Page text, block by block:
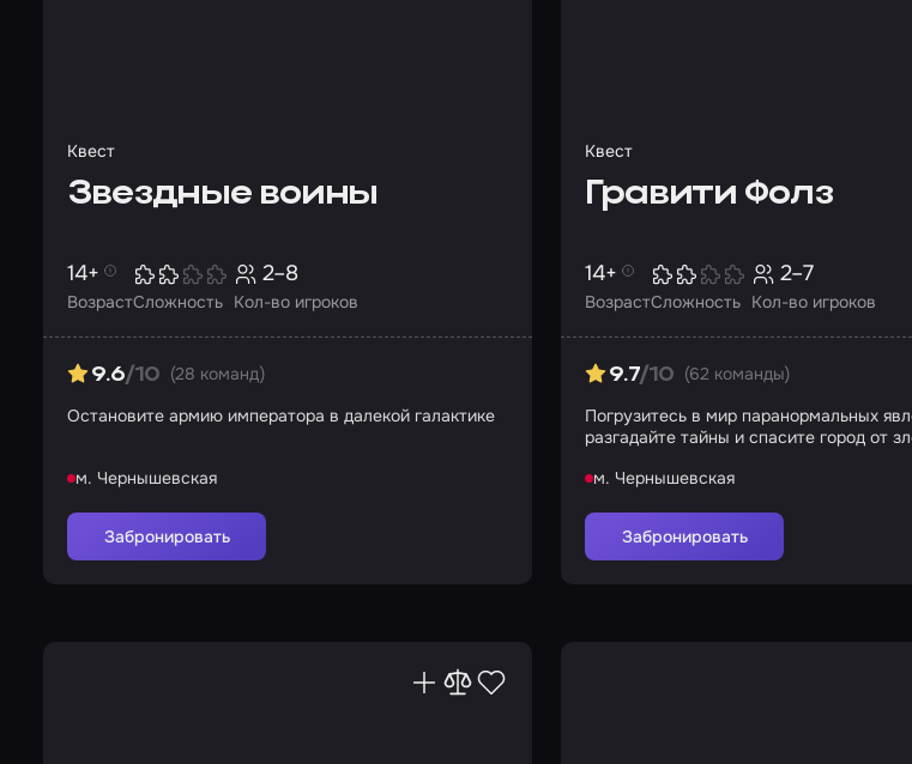
Квест
Звездные воины
Возраст
14+
Сложность Кол-во игроков
2–8
9.6/10 (28 команд)
Остановите армию императора в далекой галактике
м. Чернышевская
Забронировать
Квест
Гравити Фолз
Возраст
14+
Сложность Кол-во игроков
2–7
9.7/10 (62 команды)
Погрузитесь в мир паранормальных
разгадайте тайны и спасите город от
м. Чернышевская
Забронировать